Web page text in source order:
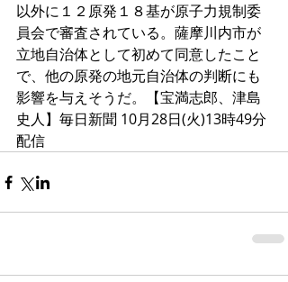
以外に１２原発１８基が原子力規制委
員会で審査されている。薩摩川内市が
立地自治体として初めて同意したこと
で、他の原発の地元自治体の判断にも
影響を与えそうだ。【宝満志郎、津島
史人】毎日新聞 10月28日(火)13時49分
配信